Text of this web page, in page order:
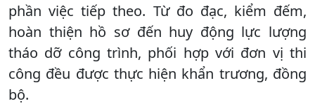
phần việc tiếp theo. Từ đo đạc, kiểm đếm,
hoàn thiện hồ sơ đến huy động lực lượng
tháo dỡ công trình, phối hợp với đơn vị thi
công đều được thực hiện khẩn trương, đồng
bộ.